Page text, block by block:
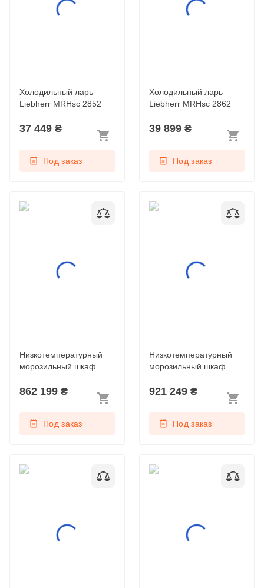
Холодильный ларь
Liebherr MRHsc 2852
37 449 ₴
Под заказ
Холодильный ларь
Liebherr MRHsc 2862
39 899 ₴
Под заказ
Низкотемпературный
Низкотемпературный
морозильный шкаф
862 199 ₴
Под заказ
Низкотемпературный
Низкотемпературный
морозильный шкаф
921 249 ₴
Под заказ
Лабораторный
Лабораторный